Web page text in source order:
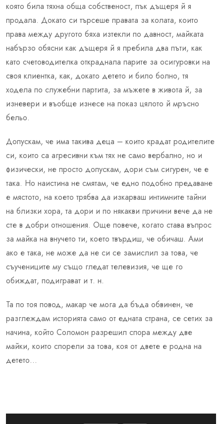
която била тяхна обща собственост, пък дъщеря й я
продала. Докато си търсеше правата за колата, които
права между другото бяха изтекли по давност, майката
набързо обясни как дъщеря й я пребила два пъти, как
като счетоводителка откраднала парите за осигуровки на
своя клиентка, как, докато детето и било болно, тя
ходела по служебни партита, за мъжете в живота й, за
изневери и въобще изнесе на показ цялото й мръсно
бельо.
Допускам, че има такива деца – които крадат родителите
си, които са агресивни към тях не само вербално, но и
физически, не просто допускам, дори съм сигурен, че е
така. Но наистина не смятам, че едно подобно предаване
е мястото, на което трябва да изкарваш интимните тайни
на близки хора, та дори и по някакви причини вече да не
сте в добри отношения. Още повече, когато става въпрос
за майка на внучето ти, което твърдиш, че обичаш. Ами
ако е така, не може да не си се замислил за това, че
съучениците му също гледат телевизия, че ще го
обиждат, подиграват и т. н.
Та по тоя повод, макар че мога да бъда обвинен, че
разглеждам историята само от едната страна, се сетих за
начина, който Соломон разрешил спора между две
майки, които спорели за това, коя от двете е родна на
детето…